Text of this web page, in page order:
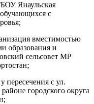
Янаульская
с
вместимостью
образования и
сельсовет МР
с ул.
городского округа